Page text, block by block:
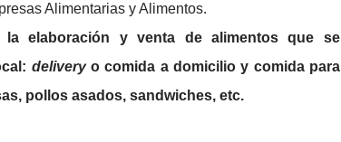
Alimentarias y Alimentos.
la elaboración y venta de alimentos que se
deliveryo comida a domicilio y comida para
pollos asados, sandwiches, etc.